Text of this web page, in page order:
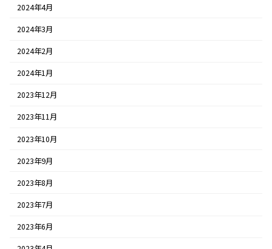
2024年4月
2024年3月
2024年2月
2024年1月
2023年12月
2023年11月
2023年10月
2023年9月
2023年8月
2023年7月
2023年6月